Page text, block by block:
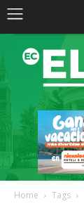
Home Tags